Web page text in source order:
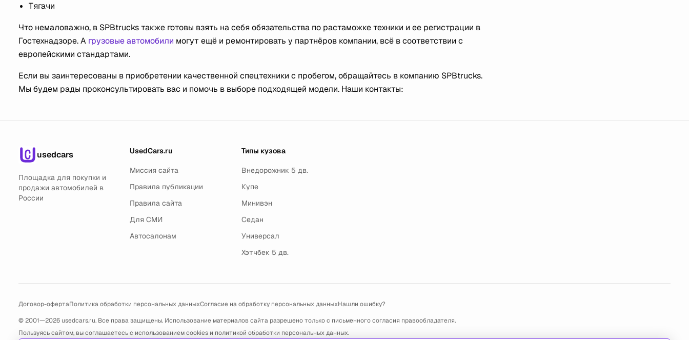
Тягачи
Что немаловажно, в SPBtrucks также готовы взять на себя обязательства по растаможке техники и ее регистрации в
Гостехнадзоре. А грузовые автомобили могут ещё и ремонтировать у партнёров компании, всё в соответствии с
европейскими стандартами.
Если вы заинтересованы в приобретении качественной спецтехники с пробегом, обращайтесь в компанию SPBtrucks.
Мы будем рады проконсультировать вас и помочь в выборе подходящей модели. Наши контакты:
usedcars
Площадка для покупки и
продажи автомобилей в
России
UsedCars.ru
Миссия сайта
Правила публикации
Правила сайта
Для СМИ
Автосалонам
Типы кузова
Внедорожник 5 дв.
Купе
Минивэн
Седан
Универсал
Хэтчбек 5 дв.
Договор-офертаПолитика обработки персональных данныхСогласие на обработку персональных данныхНашли ошибку?
© 2001—2026 usedcars.ru. Все права защищены. Использование материалов сайта разрешено только с письменного согласия правообладателя.
Пользуясь сайтом, вы соглашаетесь с использованием cookies и политикой обработки персональных данных.